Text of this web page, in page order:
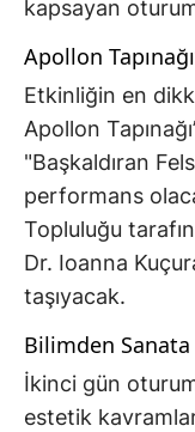
kapsayan
Apollon
Etkinliğin en
Apollon
"Başkaldıran
performans
Topluluğu
Dr. Ioanna
taşıyacak.
Bilimden Sanata
İkinci gün
estetik